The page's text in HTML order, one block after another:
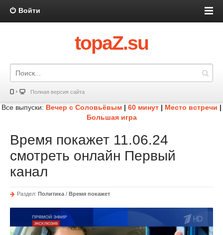
Войти
topaZ.su
Полная версия сайта
Все выпуски: Вечер с Соловьёвым | 60 минут | Место встречи |
Большая игра
Время покажет 11.06.24
смотреть онлайн Первый
канал
Раздел: Политика / Время покажет